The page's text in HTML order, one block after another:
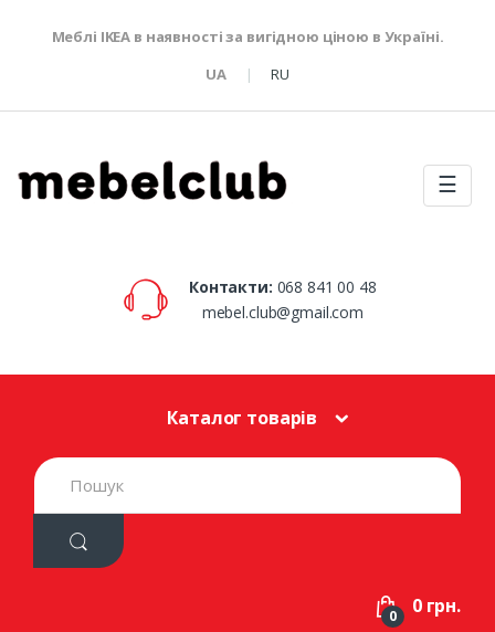
Меблі IKEA в наявності за вигідною ціною в Україні.
UA
RU
☰
Контакти: 068 841 00 48
mebel.club@gmail.com
Каталог товарів
S
e
h
0 0 грн.